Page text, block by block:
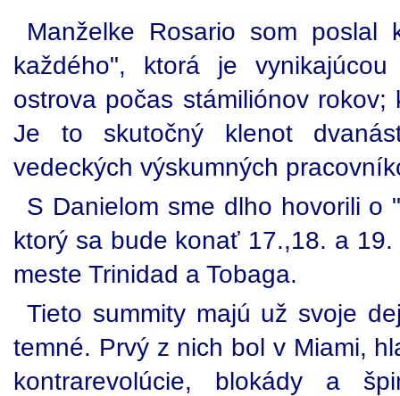
Manželke Rosario som poslal
každého", ktorá je
ostrova počas stámiliónov
Je to skutočný klenot
vedeckých výskumných
S Danielom sme dlho hovorili o
ktorý sa bude konať 17.,18. a
meste Trinidad a Tobaga.
Tieto summity majú už svoje
temné. Prvý z nich bol v Miami,
kontrarevolúcie, blokády a